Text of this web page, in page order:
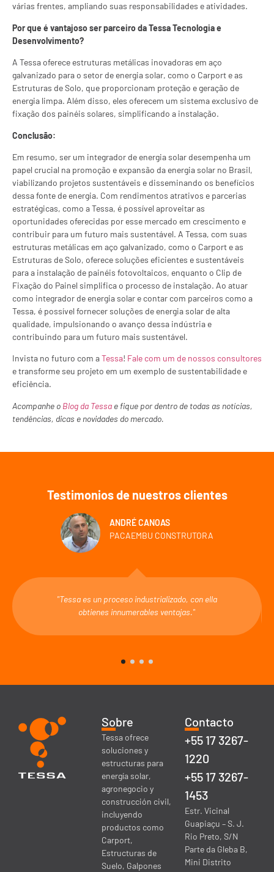
várias frentes, ampliando suas responsabilidades e atividades.
Por que é vantajoso ser parceiro da Tessa Tecnologia e
Desenvolvimento?
A Tessa oferece estruturas metálicas inovadoras em aço
galvanizado para o setor de energia solar, como o Carport e as
Estruturas de Solo, que proporcionam proteção e geração de
energia limpa. Além disso, eles oferecem um sistema exclusivo de
fixação dos painéis solares, simplificando a instalação.
Conclusão:
Em resumo, ser um integrador de energia solar desempenha um
papel crucial na promoção e expansão da energia solar no Brasil,
viabilizando projetos sustentáveis e disseminando os benefícios
dessa fonte de energia. Com rendimentos atrativos e parcerias
estratégicas, como a Tessa, é possível aproveitar as
oportunidades oferecidas por esse mercado em crescimento e
contribuir para um futuro mais sustentável. A Tessa, com suas
estruturas metálicas em aço galvanizado, como o Carport e as
Estruturas de Solo, oferece soluções eficientes e sustentáveis
para a instalação de painéis fotovoltaicos, enquanto o Clip de
Fixação do Painel simplifica o processo de instalação. Ao atuar
como integrador de energia solar e contar com parceiros como a
Tessa, é possível fornecer soluções de energia solar de alta
qualidade, impulsionando o avanço dessa indústria e
contribuindo para um futuro mais sustentável.
Invista no futuro com aTessa! Fale com um de nossos consultores
e transforme seu projeto em um exemplo de sustentabilidade e
eficiência.
Acompanhe o Blog da Tessa e fique por dentro de todas as notícias,
tendências, dicas e novidades do mercado.
Testimonios de nuestros clientes
ANDRÉ CANOAS
PACAEMBU CONSTRUTORA
"Tessa es un proceso industrializado, con ella
obtienes innumerables ventajas."
Sobre
Tessa ofrece
soluciones y
estructuras para
energía solar,
agronegocio y
construcción civil,
incluyendo
productos como
Carport,
Estructuras de
Suelo, Galpones
Contacto
+55 17 3267-
1220
+55 17 3267-
1453
Estr. Vicinal
Guapiaçu – S. J.
Rio Preto, S/N
Parte da Gleba B,
Mini Distrito